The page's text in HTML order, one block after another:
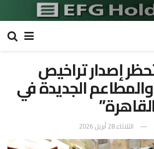
إصدار تراخيص
الجديدة في
الثلاثاء 28 أبريل 2026